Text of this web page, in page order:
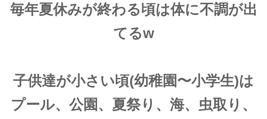
毎年夏休みが終わる頃は体に不調が出
てるw
子供達が小さい頃(幼稚園〜小学生)は
プール、公園、夏祭り、海、虫取り、